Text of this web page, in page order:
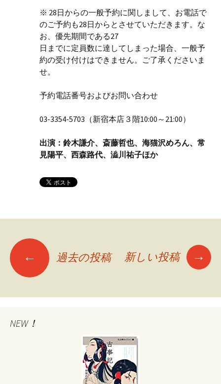
※ 28日からの一般予約に関しまして、お電話で
のご予約も28日からとさせていただきます。な
お、優先期間である27
日までに定員数に達してしまった場合、一般予
約の受け付けはできません。ご了承くださいま
せ。
予約電話番号およびお問い合わせ
03-3354-5703（新宿本店３階10:00～21:00）
出演：鈴木謙介、斎藤哲也、海猫沢めろん、常
見陽平、西森路代、澁川祐子ほか
投
稿
ナ
← 過去の投稿 新しい投稿 →
NEW！